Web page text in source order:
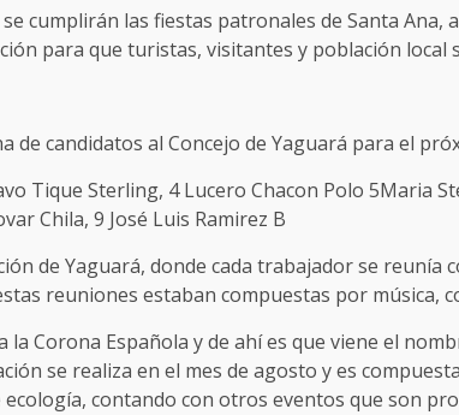
cumplirán las fiestas patronales de Santa Ana,
para que turistas, visitantes y población local
de candidatos al Concejo de Yaguará para el
Tique Sterling, 4 Lucero Chacon Polo 5Maria
Chila, 9 José Luis Ramirez B
de Yaguará, donde cada trabajador se reunía
reuniones estaban compuestas por música,
la Corona Española y de ahí es que viene el
se realiza en el mes de agosto y es
contando con otros eventos que son